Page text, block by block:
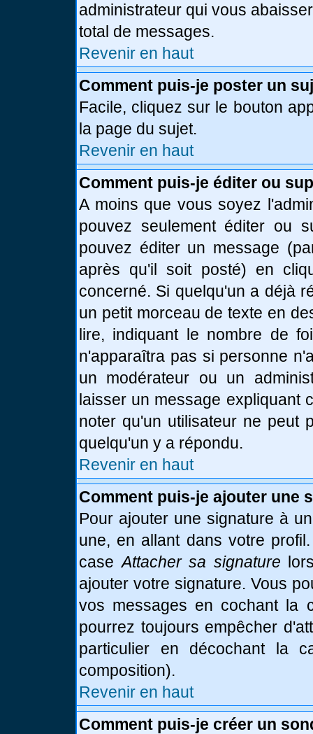
administrateur qui vous
total de messages.
Revenir en haut
Comment puis-je poster un
Facile, cliquez sur le bouton
la page du sujet.
Revenir en haut
Comment puis-je éditer ou
A moins que vous soyez
pouvez seulement éditer ou
pouvez éditer un message
après qu'il soit posté) en
concerné. Si quelqu'un a déjà
un petit morceau de texte en
lire, indiquant le nombre de
n'apparaîtra pas si personne
un modérateur ou un
laisser un message expliquant
noter qu'un utilisateur ne peut
quelqu'un y a répondu.
Revenir en haut
Comment puis-je ajouter une
Pour ajouter une signature à
une, en allant dans votre
caseAttacher sa signature
ajouter votre signature. Vous
vos messages en cochant la
pourrez toujours empêcher
particulier en décochant la
composition).
Revenir en haut
Comment puis-je créer un